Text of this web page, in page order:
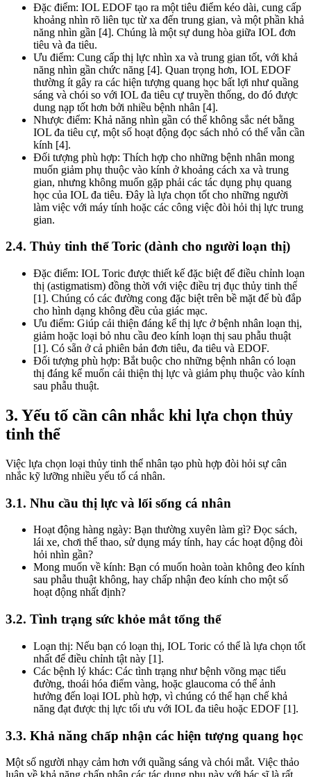
Đặc điểm: IOL EDOF tạo ra một tiêu điểm kéo dài, cung cấp
khoảng nhìn rõ liên tục từ xa đến trung gian, và một phần khả
năng nhìn gần [4]. Chúng là một sự dung hòa giữa IOL đơn
tiêu và đa tiêu.
Ưu điểm: Cung cấp thị lực nhìn xa và trung gian tốt, với khả
năng nhìn gần chức năng [4]. Quan trọng hơn, IOL EDOF
thường ít gây ra các hiện tượng quang học bất lợi như quầng
sáng và chói so với IOL đa tiêu cự truyền thống, do đó được
dung nạp tốt hơn bởi nhiều bệnh nhân [4].
Nhược điểm: Khả năng nhìn gần có thể không sắc nét bằng
IOL đa tiêu cự, một số hoạt động đọc sách nhỏ có thể vẫn cần
kính [4].
Đối tượng phù hợp: Thích hợp cho những bệnh nhân mong
muốn giảm phụ thuộc vào kính ở khoảng cách xa và trung
gian, nhưng không muốn gặp phải các tác dụng phụ quang
học của IOL đa tiêu. Đây là lựa chọn tốt cho những người
làm việc với máy tính hoặc các công việc đòi hỏi thị lực trung
gian.
2.4. Thủy tinh thể Toric (dành cho người loạn thị)
Đặc điểm: IOL Toric được thiết kế đặc biệt để điều chỉnh loạn
thị (astigmatism) đồng thời với việc điều trị đục thủy tinh thể
[1]. Chúng có các đường cong đặc biệt trên bề mặt để bù đắp
cho hình dạng không đều của giác mạc.
Ưu điểm: Giúp cải thiện đáng kể thị lực ở bệnh nhân loạn thị,
giảm hoặc loại bỏ nhu cầu đeo kính loạn thị sau phẫu thuật
[1]. Có sẵn ở cả phiên bản đơn tiêu, đa tiêu và EDOF.
Đối tượng phù hợp: Bắt buộc cho những bệnh nhân có loạn
thị đáng kể muốn cải thiện thị lực và giảm phụ thuộc vào kính
sau phẫu thuật.
3. Yếu tố cần cân nhắc khi lựa chọn thủy
tinh thể
Việc lựa chọn loại thủy tinh thể nhân tạo phù hợp đòi hỏi sự cân
nhắc kỹ lưỡng nhiều yếu tố cá nhân.
3.1. Nhu cầu thị lực và lối sống cá nhân
Hoạt động hàng ngày: Bạn thường xuyên làm gì? Đọc sách,
lái xe, chơi thể thao, sử dụng máy tính, hay các hoạt động đòi
hỏi nhìn gần?
Mong muốn về kính: Bạn có muốn hoàn toàn không đeo kính
sau phẫu thuật không, hay chấp nhận đeo kính cho một số
hoạt động nhất định?
3.2. Tình trạng sức khỏe mắt tổng thể
Loạn thị: Nếu bạn có loạn thị, IOL Toric có thể là lựa chọn tốt
nhất để điều chỉnh tật này [1].
Các bệnh lý khác: Các tình trạng như bệnh võng mạc tiểu
đường, thoái hóa điểm vàng, hoặc glaucoma có thể ảnh
hưởng đến loại IOL phù hợp, vì chúng có thể hạn chế khả
năng đạt được thị lực tối ưu với IOL đa tiêu hoặc EDOF [1].
3.3. Khả năng chấp nhận các hiện tượng quang học
Một số người nhạy cảm hơn với quầng sáng và chói mắt. Việc thảo